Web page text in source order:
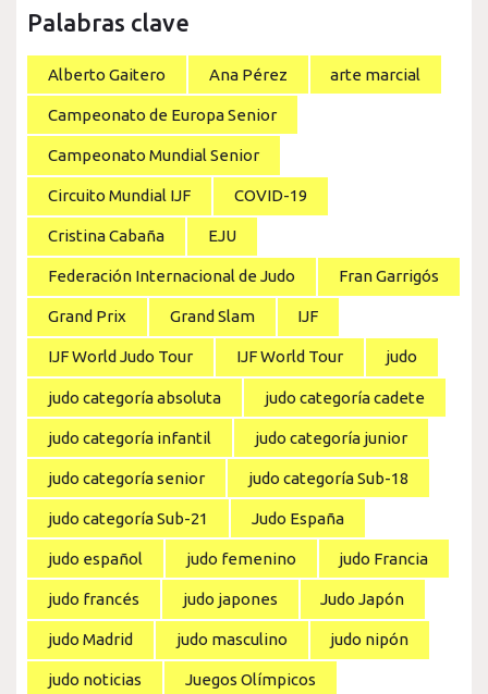
Palabras clave
Alberto Gaitero Ana Pérez arte marcial
Campeonato de Europa Senior
Campeonato Mundial Senior
Circuito Mundial IJF COVID-19
Cristina Cabaña EJU
Federación Internacional de Judo Fran Garrigós
Grand Prix Grand Slam IJF
IJF World Judo Tour IJF World Tour judo
judo categoría absoluta judo categoría cadete
judo categoría infantil judo categoría junior
judo categoría senior judo categoría Sub-18
judo categoría Sub-21 Judo España
judo español judo femenino judo Francia
judo francés judo japones Judo Japón
judo Madrid judo masculino judo nipón
judo noticias Juegos Olímpicos